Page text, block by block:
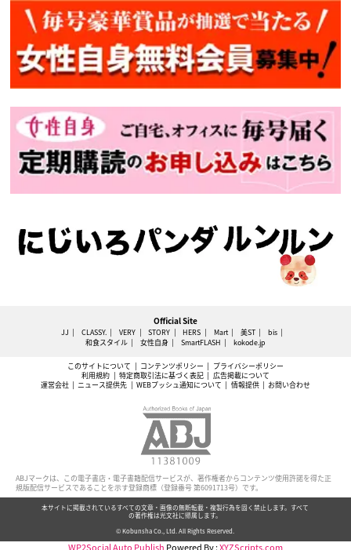
Official Site
JJ CLASSY. VERY STORY HERS Mart 美ST
bis
和食スタイル
女性自身 SmartFLASH kokode.jp
このサイトについて コンテンツポリシー
プライバシーポリシー
利用規約
特定商取引法に基づく表記
広告掲載について
運営会社
ニュース提供先 WEBプッシュ通知について 情報提供 お問い合わせ
ABJマークは、この電子書店・電子書籍配信サービスが、著作権者からコンテンツ使用許諾を得た正
規版配信サービスであることを示す登録商標（登録番号 第6091713号）です。
本サイトに掲載されているすべての文章・画像の無断転載・複製行為を固く禁止します。すべて
の著作権は光文社に帰属します。
© Kobunsha Co., Ltd. All Rights Reserved.
WP2Social Auto Publish Powered By :XYZScripts.com